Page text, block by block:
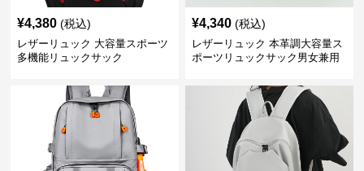
¥4,380 (税込)
レザーリュック 大容量スポーツ
多機能リュックサック
¥4,340 (税込)
レザーリュック 本革調大容量ス
ポーツリュックサック男女兼用